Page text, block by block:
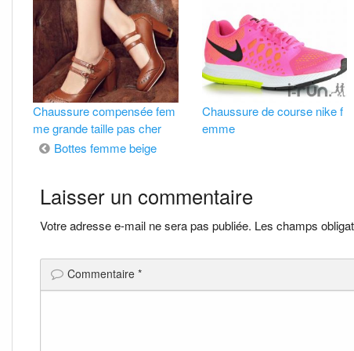
Chaussure compensée fem
me grande taille pas cher
Chaussure de course nike f
emme
Navigation
de
l’article
Bottes femme beige
Laisser un commentaire
Votre adresse e-mail ne sera pas publiée. Les champs
Commentaire *